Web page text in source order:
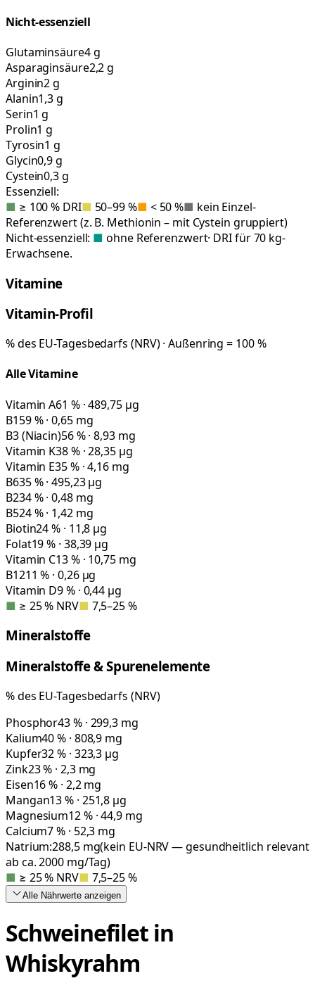
Nicht-essenziell
Glutaminsäure4 g
Asparaginsäure2,2 g
Arginin2 g
Alanin1,3 g
Serin1 g
Prolin1 g
Tyrosin1 g
Glycin0,9 g
Cystein0,3 g
Essenziell:
■ ≥ 100 % DRI■ 50–99 %■ < 50 %■ kein Einzel-
Referenzwert (z. B. Methionin – mit Cystein gruppiert)
Nicht-essenziell: ■ ohne Referenzwert· DRI für 70 kg-
Erwachsene.
Vitamine
Vitamin-Profil
% des EU-Tagesbedarfs (NRV) · Außenring = 100 %
Alle Vitamine
Vitamin A61 % · 489,75 µg
B159 % · 0,65 mg
B3 (Niacin)56 % · 8,93 mg
Vitamin K38 % · 28,35 µg
Vitamin E35 % · 4,16 mg
B635 % · 495,23 µg
B234 % · 0,48 mg
B524 % · 1,42 mg
Biotin24 % · 11,8 µg
Folat19 % · 38,39 µg
Vitamin C13 % · 10,75 mg
B1211 % · 0,26 µg
Vitamin D9 % · 0,44 µg
■ ≥ 25 % NRV■ 7,5–25 %
Mineralstoffe
Mineralstoffe & Spurenelemente
% des EU-Tagesbedarfs (NRV)
Phosphor43 % · 299,3 mg
Kalium40 % · 808,9 mg
Kupfer32 % · 323,3 µg
Zink23 % · 2,3 mg
Eisen16 % · 2,2 mg
Mangan13 % · 251,8 µg
Magnesium12 % · 44,9 mg
Calcium7 % · 52,3 mg
Natrium:288,5mg(kein EU-NRV — gesundheitlich relevant
ab ca. 2000 mg/Tag)
■ ≥ 25 % NRV■ 7,5–25 %
Alle Nährwerte anzeigen
Schweinefilet in
Whiskyrahm